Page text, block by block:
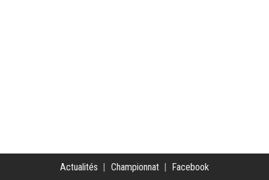
Actualités | Championnat | Facebook